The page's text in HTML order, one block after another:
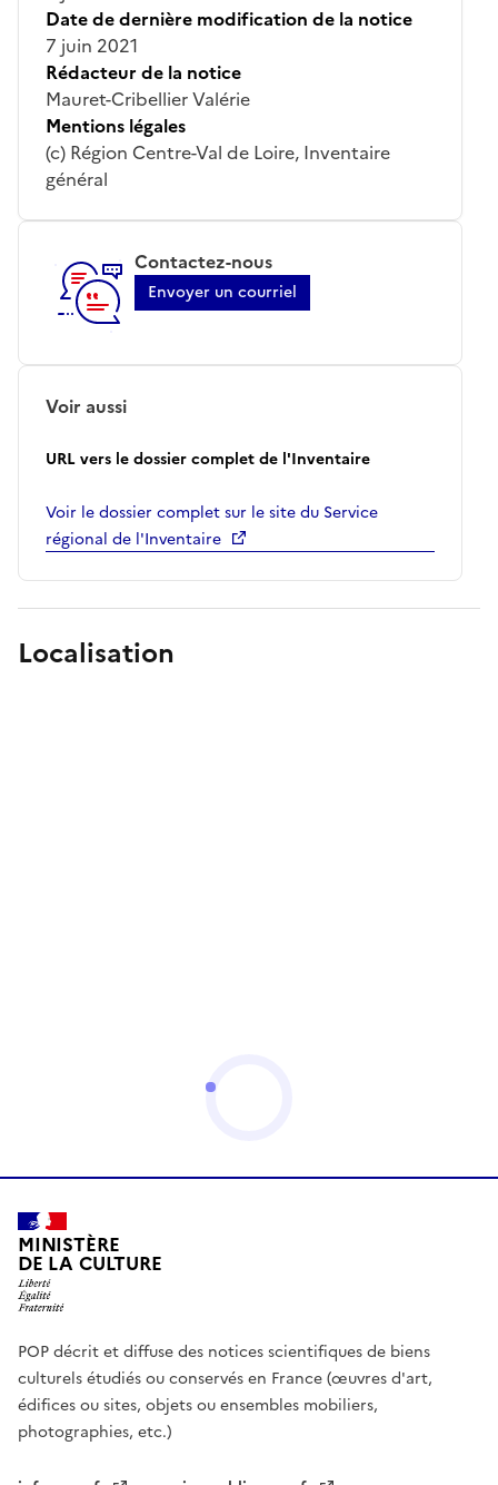
Date de dernière modification de la notice
7 juin 2021
Rédacteur de la notice
Mauret-Cribellier Valérie
Mentions légales
(c) Région Centre-Val de Loire, Inventaire
général
Contactez-nous
Envoyer un courriel
Voir aussi
URL vers le dossier complet de l'Inventaire
Voir le dossier complet sur le site du Service
régional de l'Inventaire
Localisation
MINISTÈRE
DE LA CULTURE
POP décrit et diffuse des notices scientifiques de biens
culturels étudiés ou conservés en France (œuvres d'art,
édifices ou sites, objets ou ensembles mobiliers,
photographies, etc.)